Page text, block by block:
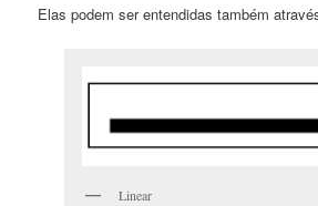
Elas podem ser entendidas também
Linear